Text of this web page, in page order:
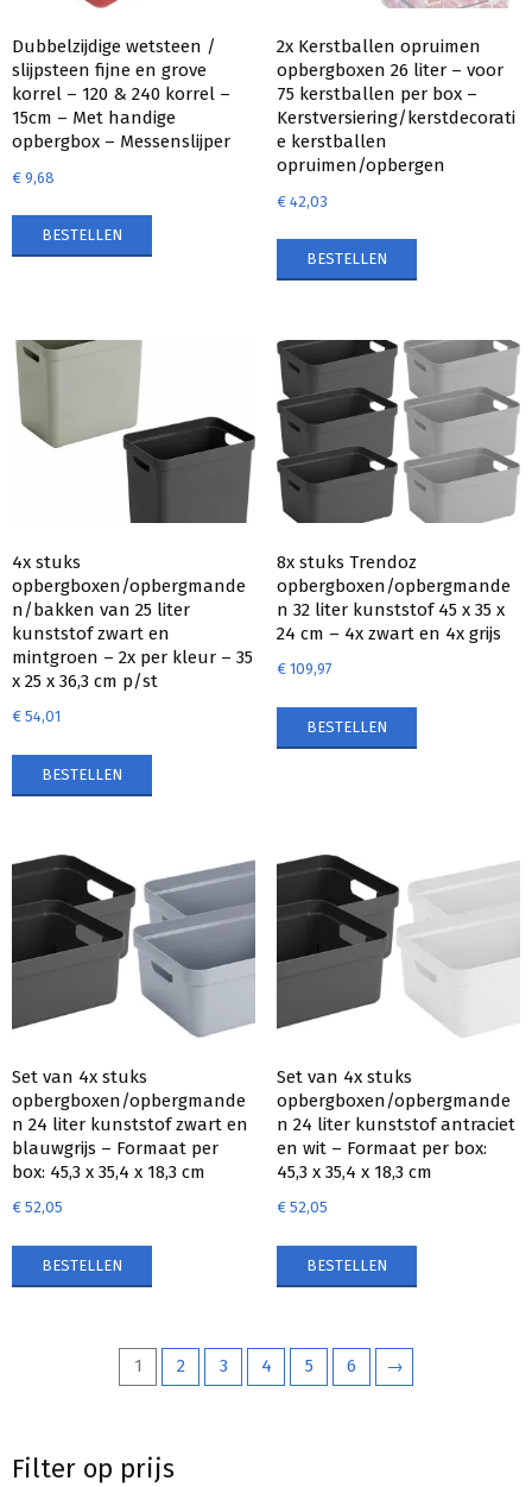
Dubbelzijdige wetsteen /
slijpsteen fijne en grove
korrel – 120 & 240 korrel –
15cm – Met handige
opbergbox – Messenslijper
€ 9,68
BESTELLEN
2x Kerstballen opruimen
opbergboxen 26 liter – voor
75 kerstballen per box –
Kerstversiering/kerstdecorati
e kerstballen
opruimen/opbergen
€42,03
BESTELLEN
4x stuks
opbergboxen/opbergmande
n/bakken van 25 liter
kunststof zwart en
mintgroen – 2x per kleur – 35
x 25 x 36,3 cm p/st
€ 54,01
BESTELLEN
8x stuks Trendoz
opbergboxen/opbergmande
n 32 liter kunststof 45 x 35 x
24 cm – 4x zwart en 4x grijs
€109,97
BESTELLEN
Set van 4x stuks
opbergboxen/opbergmande
n 24 liter kunststof zwart en
blauwgrijs – Formaat per
box: 45,3 x 35,4 x 18,3 cm
€ 52,05
BESTELLEN
Set van 4x stuks
opbergboxen/opbergmande
n 24 liter kunststof antraciet
en wit – Formaat per box:
45,3 x 35,4 x 18,3 cm
€52,05
BESTELLEN
1 2 3 4 5 6 →
Filter op prijs